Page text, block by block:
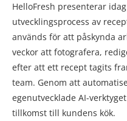
HelloFresh presenterar
utvecklingsprocess av
används för att påskynda
veckor att fotografera,
efter att ett recept tagits
team. Genom att
egenutvecklade AI-
tillkomst till kundens kök.